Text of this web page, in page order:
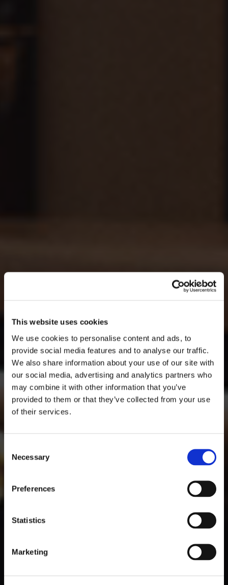
This website uses cookies
We use cookies to personalise content and ads, to
provide social media features and to analyse our traffic.
We also share information about your use of our site with
our social media, advertising and analytics partners who
may combine it with other information that you’ve
provided to them or that they’ve collected from your use
of their services.
Selection
Necessary
Preferences
Statistics
Marketing